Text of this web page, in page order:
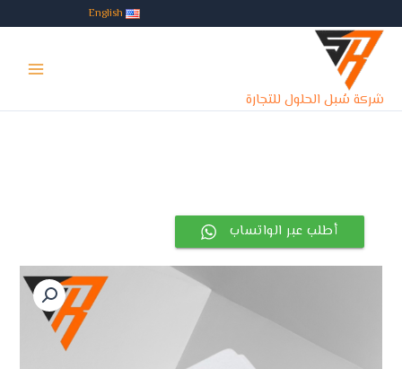
إلى
المحتوى
English
شركة سُبل الحلول للتجارة
Menu
أطلب عبر الواتساب